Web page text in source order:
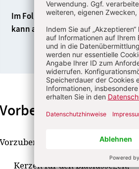
Im Folgenden sind nur Teile der
kann am Ende des Beitrags als
Vorbereitung
Vorzubereiten sind:
Kerzen für den Blasiussegen;